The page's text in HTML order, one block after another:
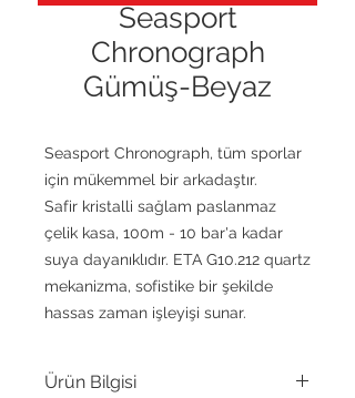
Seasport
Chronograph
Gümüş-Beyaz
Seasport Chronograph, tüm sporlar
için mükemmel bir arkadaştır.
Safir kristalli sağlam paslanmaz
çelik kasa, 100m - 10 bar'a kadar
suya dayanıklıdır. ETA G10.212 quartz
mekanizma, sofistike bir şekilde
hassas zaman işleyişi sunar.
Ürün Bilgisi